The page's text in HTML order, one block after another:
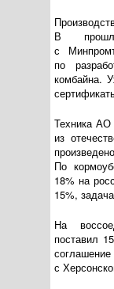
В
с
по
комбайна.
Техника АО
из
По
18% на
15%,
На
поставил
с